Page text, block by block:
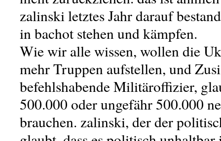
zalinski letztes Jahr darauf
in bachot stehen und kämpfen.
Wie wir alle wissen, wollen die
mehr Truppen aufstellen, und
befehlshabende Militäroffizier,
500.000 oder ungefähr 500.000
brauchen. zalinski, der der